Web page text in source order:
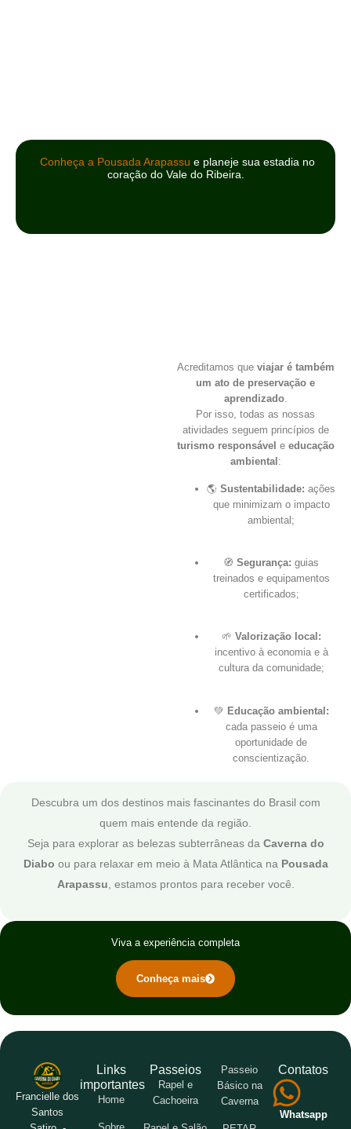
Conheça a Pousada Arapassu e planeje sua estadia no
coração do Vale do Ribeira.
Acreditamos que viajar é também
um ato de preservação e
aprendizado.
Por isso, todas as nossas
atividades seguem princípios de
turismo responsável e educação
ambiental :
🌎 Sustentabilidade: ações
que minimizam o impacto
ambiental;
🧭 Segurança: guias
treinados e equipamentos
certificados;
🌱 Valorização local:
incentivo à economia e à
cultura da comunidade;
💚 Educação ambiental:
cada passeio é uma
oportunidade de
conscientização.
Descubra um dos destinos mais fascinantes do Brasil com
quem mais entende da região.
Seja para explorar as belezas subterrâneas da Caverna do
Diabo ou para relaxar em meio à Mata Atlântica na Pousada
Arapassu , estamos prontos para receber você.
Viva a experiência completa
Conheça mais
Francielle dos
Santos
Links
importantes
Home
Passeios
Rapel e
Cachoeira
Passeio
Básico na
Caverna
Contatos
Whatsapp